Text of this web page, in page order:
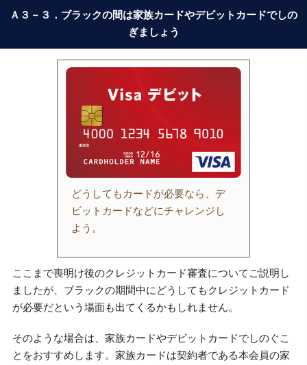
Ａ３－３．ブラックの間は家族カードやデビットカードでしの
ぎましょう
どうしてもカードが必要なら、デ
ビットカードなどにチャレンジし
よう。
ここまで喪明け後のクレジットカード審査についてご説明し
ましたが、ブラックの期間中にどうしてもクレジットカード
が必要だという場面も出てくるかもしれません。
そのような場合は、家族カードやデビットカードでしのぐこ
とをおすすめします。家族カードは契約者である本会員の家